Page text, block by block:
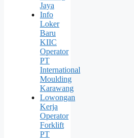
Jaya
Info
Loker
Baru
KIIC
Operator
PT
International
Moulding
Karawang
Lowongan
Kerja
Operator
Forklift
PT